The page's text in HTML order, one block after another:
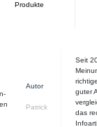
Produkte
Autor
Patrick
Seit
guter
das